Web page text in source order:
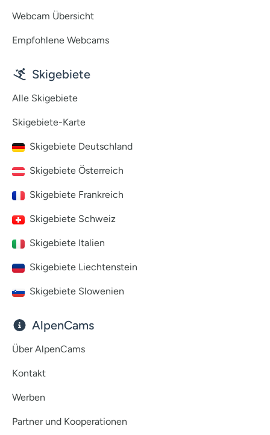
Webcam Übersicht
Empfohlene Webcams
Skigebiete
Alle Skigebiete
Skigebiete-Karte
Skigebiete Deutschland
Skigebiete Österreich
Skigebiete Frankreich
Skigebiete Schweiz
Skigebiete Italien
Skigebiete Liechtenstein
Skigebiete Slowenien
AlpenCams
Über AlpenCams
Kontakt
Werben
Partner und Kooperationen